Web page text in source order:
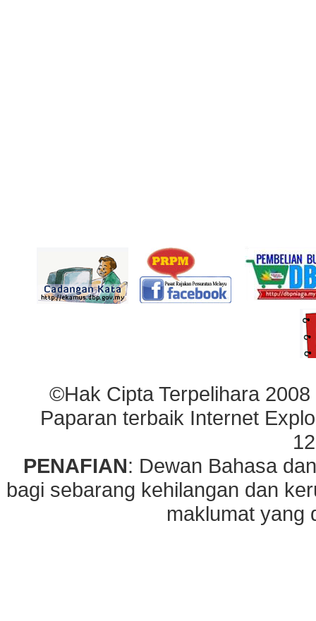
©Hak Cipta Terpelihara
Paparan terbaik Internet
PENAFIAN: Dewan Bahasa
bagi sebarang kehilangan dan
maklumat yang